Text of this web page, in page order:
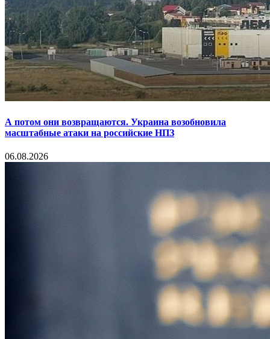
А потом они возвращаются. Украина возобновила
масштабные атаки на российские НПЗ
06.08.2026